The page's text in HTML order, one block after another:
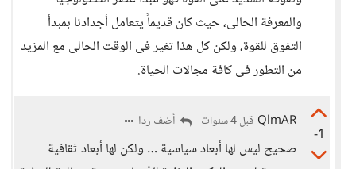
والمعرفة الحالى، حيث كان قديماً يتعامل أجدادنا بمبدأ
التفوق للقوة، ولكن كل هذا تغير فى الوقت الحالى مع المزيد
من التطور فى كافة مجالات الحياة.
-1
QlmAR قبل 4 سنوات أضف ردا
صحيح ليس لها أبعاد سياسية … ولكن لها أبعاد ثقافية